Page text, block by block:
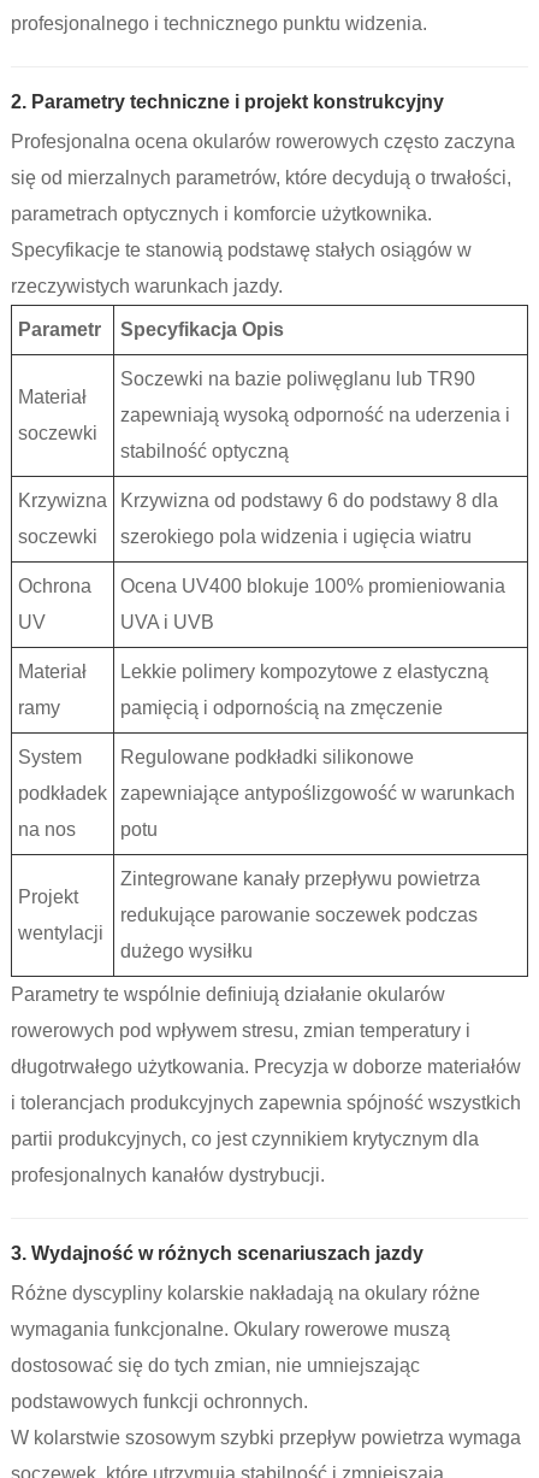
profesjonalnego i technicznego punktu widzenia.
2. Parametry techniczne i projekt konstrukcyjny
Profesjonalna ocena okularów rowerowych często zaczyna
się od mierzalnych parametrów, które decydują o trwałości,
parametrach optycznych i komforcie użytkownika.
Specyfikacje te stanowią podstawę stałych osiągów w
rzeczywistych warunkach jazdy.
Parametr Specyfikacja Opis
Materiał
soczewki
Soczewki na bazie poliwęglanu lub TR90
zapewniają wysoką odporność na uderzenia i
stabilność optyczną
Krzywizna
soczewki
Krzywizna od podstawy 6 do podstawy 8 dla
szerokiego pola widzenia i ugięcia wiatru
Ochrona
UV
Ocena UV400 blokuje 100% promieniowania
UVA i UVB
Materiał
ramy
Lekkie polimery kompozytowe z elastyczną
pamięcią i odpornością na zmęczenie
System
podkładek
na nos
Regulowane podkładki silikonowe
zapewniające antypoślizgowość w warunkach
potu
Projekt
wentylacji
Zintegrowane kanały przepływu powietrza
redukujące parowanie soczewek podczas
dużego wysiłku
Parametry te wspólnie definiują działanie okularów
rowerowych pod wpływem stresu, zmian temperatury i
długotrwałego użytkowania. Precyzja w doborze materiałów
i tolerancjach produkcyjnych zapewnia spójność wszystkich
partii produkcyjnych, co jest czynnikiem krytycznym dla
profesjonalnych kanałów dystrybucji.
3. Wydajność w różnych scenariuszach jazdy
Różne dyscypliny kolarskie nakładają na okulary różne
wymagania funkcjonalne. Okulary rowerowe muszą
dostosować się do tych zmian, nie umniejszając
podstawowych funkcji ochronnych.
W kolarstwie szosowym szybki przepływ powietrza wymaga